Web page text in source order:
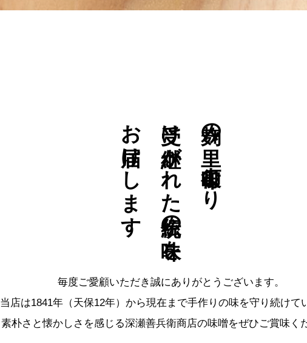
麹の里、印役町より
受け継がれた伝統の味を
お届けします
毎度ご愛顧いただき誠にありがとうございます。
当店は1841年（天保12年）から現在まで手作りの味を守り続けて
素朴さと懐かしさを感じる深瀬善兵衛商店の味噌をぜひご賞味く